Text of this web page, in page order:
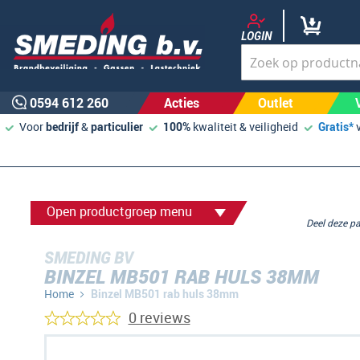
LOGIN
0594 612 260 Acties Outlet
Voorbedrijf&particulier 100% kwaliteit & veiligheid Gratis*
Open productgroep menu
SMEDING BV
BINZEL MB501 RAB HULS 38MM
Home Binzel MB501 rab huls 38mm
Deel deze
0 reviews
Ga